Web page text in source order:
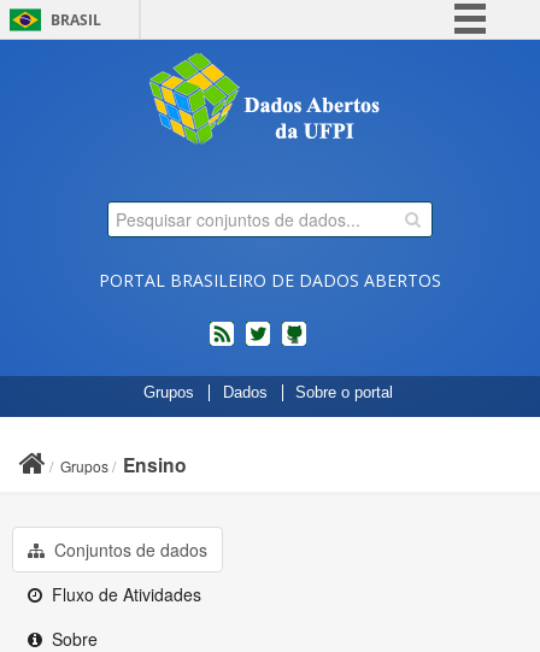
BRASIL
Comunica BR
Participe
Legislação
PORTAL BRASILEIRO DE DADOS ABERTOS
feed twitterCódigos
fonte
de
Grupos Dados Sobre o portal
Grupos Ensino
Conjuntos de dados
Fluxo de Atividades
Sobre